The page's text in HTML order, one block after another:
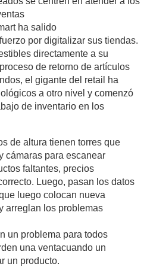
ha salido
por digitalizar sus tiendas.
directamente a su
de retorno de artículos
el gigante del retail ha
a otro nivel y comenzó
de inventario en los
de altura tienen torres que
cámaras para escanear
faltantes, precios
Luego, pasan los datos
luego colocan nueva
arreglan los problemas
un problema para todos
una ventacuando un
un producto.